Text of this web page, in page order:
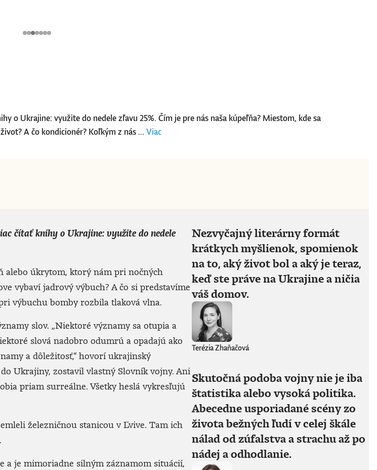
o Ukrajine: využite do nedele zľavu 25%. Čím je pre nás naša kúpeľňa? Miestom, kde sa
A čo kondicionér? Koľkým z nás ... Viac
čítať knihy o Ukrajine: využite do nedele
alebo úkrytom, ktorý nám pri nočných
vybaví jadrový výbuch? A čo si predstavíme
výbuchu bomby rozbila tlaková vlna.
slov. „Niektoré významy sa otupia a
slová nadobro odumrú a opadajú ako
a dôležitosť,“ hovorí ukrajinský
Ukrajiny, zostavil vlastný Slovník vojny. Ani
priam surreálne. Všetky heslá vykresľujú
železničnou stanicou v Ľvive. Tam ich
a je mimoriadne silným záznamom situácií,
Nezvyčajný literárny formát
krátkych myšlienok, spomienok
na to, aký život bol a aký je teraz,
keď ste práve na Ukrajine a ničia
váš domov.
Terézia Zhaňačová
Skutočná podoba vojny nie je iba
štatistika alebo vysoká politika.
Abecedne usporiadané scény zo
života bežných ľudí v celej škále
nálad od zúfalstva a strachu až po
nádej a odhodlanie.